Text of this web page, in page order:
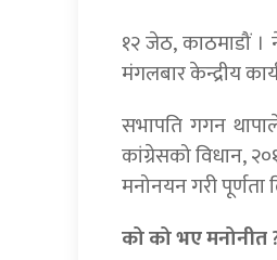
१२ जेठ, काठमाडौं
मंगलबार केन्द्रीय
सभापति गगन
कांग्रेसको विधान,
मनोनयन गरी पूर्णता
को को भए मनोनीत